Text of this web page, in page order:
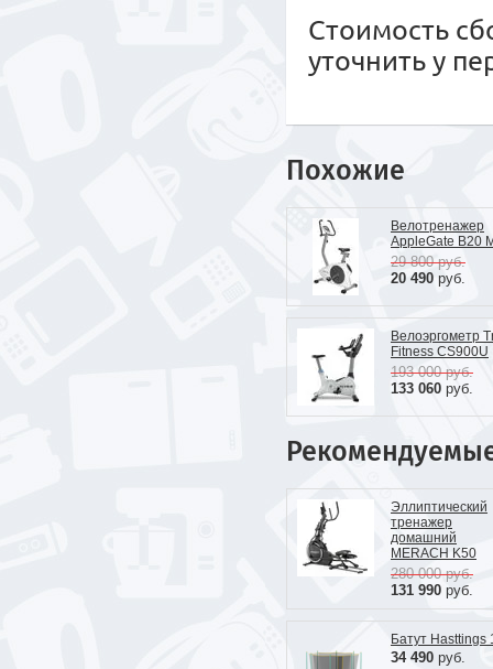
Стоимость
уточнить у
Похожие
Велотренажер
AppleGate B20
29 800руб.
20 490 руб.
Велоэргометр
Fitness CS900U
193 000руб.
133 060 руб.
Эллиптический
тренажер
домашний
MERACH K50
280 000руб.
131 990 руб.
Батут Hasttings
34 490 руб.